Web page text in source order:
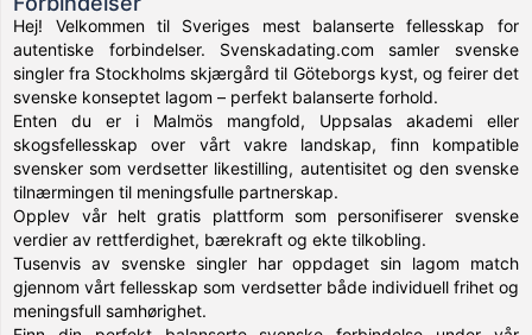
Hej! Velkommen til Sveriges mest balanserte fellesskap for
autentiske forbindelser. Svenskadating.com samler svenske
singler fra Stockholms skjærgård til Göteborgs kyst, og feirer det
svenske konseptet lagom – perfekt balanserte forhold.
Enten du er i Malmös mangfold, Uppsalas akademi eller
skogsfellesskap over vårt vakre landskap, finn kompatible
svensker som verdsetter likestilling, autentisitet og den svenske
tilnærmingen til meningsfulle partnerskap.
Opplev vår helt gratis plattform som personifiserer svenske
verdier av rettferdighet, bærekraft og ekte tilkobling.
Tusenvis av svenske singler har oppdaget sin lagom match
gjennom vårt fellesskap som verdsetter både individuell frihet og
meningsfull samhørighet.